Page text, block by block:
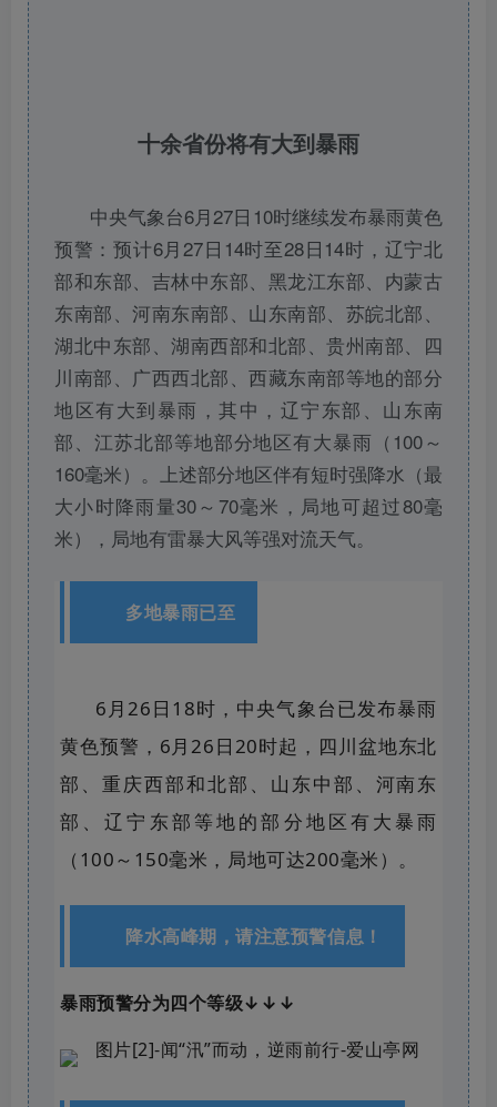
十余省份将有大到暴雨
中央气象台6月27日10时继续发布暴雨黄色
预警：预计6月27日14时至28日14时，辽宁北
部和东部、吉林中东部、黑龙江东部、内蒙古
东南部、河南东南部、山东南部、苏皖北部、
湖北中东部、湖南西部和北部、贵州南部、四
川南部、广西西北部、西藏东南部等地的部分
地区有大到暴雨，其中，辽宁东部、山东南
部、江苏北部等地部分地区有大暴雨（100～
160毫米）。上述部分地区伴有短时强降水（最
大小时降雨量30～70毫米，局地可超过80毫
米），局地有雷暴大风等强对流天气。
多地暴雨已至
6月26日18时，中央气象台已发布暴雨
黄色预警，6月26日20时起，四川盆地东北
部、重庆西部和北部、山东中部、河南东
部、辽宁东部等地的部分地区有大暴雨
（100～150毫米，局地可达200毫米）。
降水高峰期，请注意预警信息！
暴雨预警分为四个等级↓↓↓